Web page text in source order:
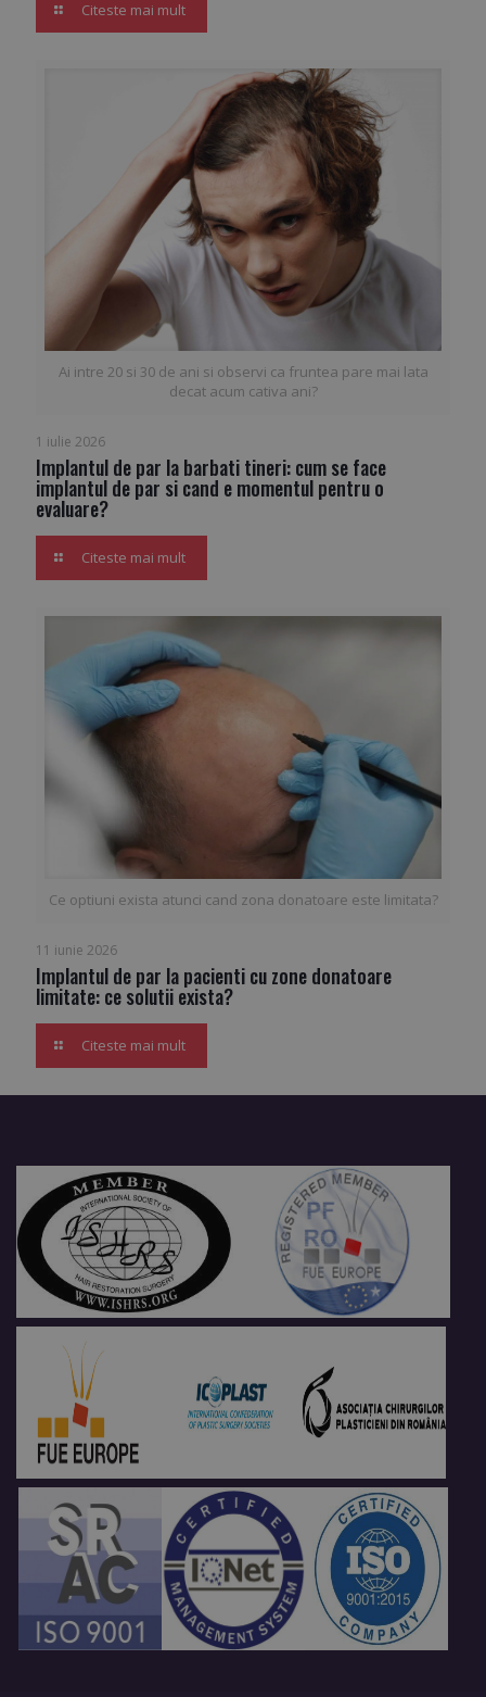
Citeste mai mult
Ai intre 20 si 30 de ani si observi ca fruntea pare mai lata
decat acum cativa ani?
1 iulie 2026
Implantul de par la barbati tineri: cum se face
implantul de par si cand e momentul pentru o
evaluare?
Citeste mai mult
Ce optiuni exista atunci cand zona donatoare este limitata?
11 iunie 2026
Implantul de par la pacienti cu zone donatoare
limitate: ce solutii exista?
Citeste mai mult